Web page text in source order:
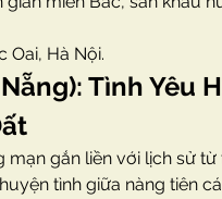
Oai, Hà Nội.
Tình Yêu
gắn liền với lịch sử
tình giữa nàng tiên